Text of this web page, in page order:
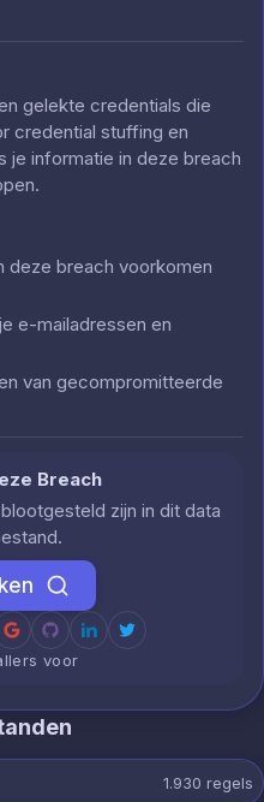
gelekte credentials die
credential stuffing en
je informatie in deze breach
deze breach voorkomen
e-mailadressen en
van gecompromitteerde
Breach
zijn in dit data
voor
1.930 regels